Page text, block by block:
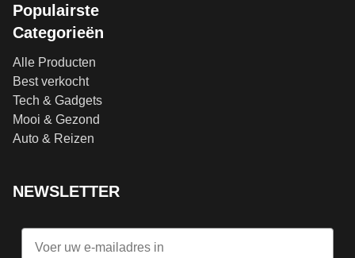
Populairste
Categorieën
Alle Producten
Best verkocht
Tech & Gadgets
Mooi & Gezond
Auto & Reizen
NEWSLETTER
Email